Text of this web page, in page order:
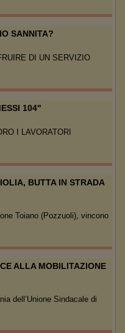
SANNITA?
DI UN SERVIZIO
104"
I LAVORATORI
BUTTA IN STRADA
Toiano (Pozzuoli), vincono
ALLA MOBILITAZIONE
dell’Unione Sindacale di